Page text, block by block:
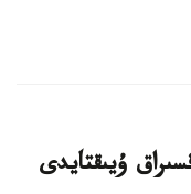
ۇيىقتايدى